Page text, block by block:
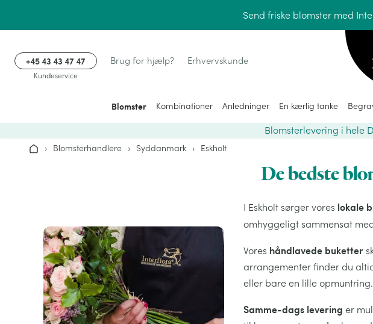
Send friske blomster med
+45 43 43 47 47
Kundeservice
Brug for hjælp? Erhvervskunde
Blomster Kombinationer Anledninger En kærlig tanke
Blomsterlevering i hele
Hjem› Blomsterhandlere › Syddanmark › Eskholt
De bedste
I Eskholt sørger vores lokale
omhyggeligt sammensat
Vores håndlavede buketter
arrangementer finder du
eller bare en lille opmuntring.
Samme-dags levering er